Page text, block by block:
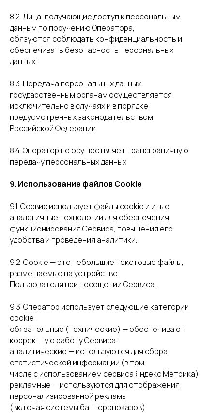
8.2. Лица, получающие доступ к персональным
данным по поручению Оператора,
обязуются соблюдать конфиденциальность и
обеспечивать безопасность персональных
данных.
8.3. Передача персональных данных
государственным органам осуществляется
исключительно в случаях и в порядке,
предусмотренных законодательством
Российской Федерации.
8.4. Оператор не осуществляет трансграничную
передачу персональных данных.
9. Использование файлов Cookie
9.1. Сервис использует файлы cookie и иные
аналогичные технологии для обеспечения
функционирования Сервиса, повышения его
удобства и проведения аналитики.
9.2. Cookie — это небольшие текстовые файлы,
размещаемые на устройстве
Пользователя при посещении Сервиса.
9.3. Оператор использует следующие категории
cookie:
обязательные (технические) — обеспечивают
корректную работу Сервиса;
аналитические — используются для сбора
статистической информации (в том
числе с использованием сервиса Яндекс.Метрика);
рекламные — используются для отображения
персонализированной рекламы
(включая системы баннеропоказов).